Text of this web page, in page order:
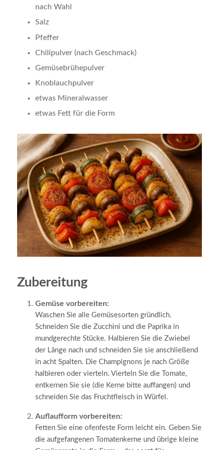
nach Wahl
Salz
Pfeffer
Chilipulver (nach Geschmack)
Gemüsebrühepulver
Knoblauchpulver
etwas Mineralwasser
etwas Fett für die Form
Zubereitung
Gemüse vorbereiten:
Waschen Sie alle Gemüsesorten gründlich.
Schneiden Sie die Zucchini und die Paprika in
mundgerechte Stücke. Halbieren Sie die Zwiebel
der Länge nach und schneiden Sie sie anschließend
in acht Spalten. Die Champignons je nach Größe
halbieren oder vierteln. Vierteln Sie die Tomate,
entkernen Sie sie (die Kerne bitte auffangen) und
schneiden Sie das Fruchtfleisch in Würfel.
Auflaufform vorbereiten:
Fetten Sie eine ofenfeste Form leicht ein. Geben Sie
die aufgefangenen Tomatenkerne und übrige kleine